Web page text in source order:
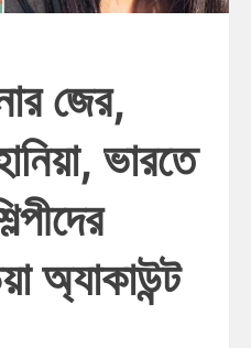
জের,
ভারতে
অ্যাকাউন্ট